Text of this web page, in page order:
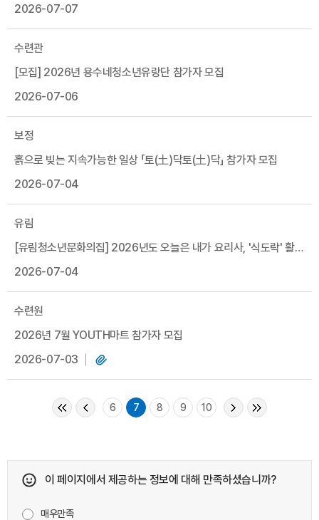
2026-07-07
수련관
[모집] 2026년 용수네청소년유랑단 참가자 모집
2026-07-06
보정
흙으로 빚는 지속가능한 일상 「토(土)닥토(土)닥」 참가자 모집
2026-07-04
유림
[유림청소년문화의집] 2026년도 오늘은 내가 요리사, '식도락' 활동
공유
2026-07-04
수련원
2026년 7월 YOUTH마트 참가자 모집
2026-07-03
6 7 8 9 10
이 페이지에서 제공하는 정보에 대해 만족하셨습니까?
매우만족